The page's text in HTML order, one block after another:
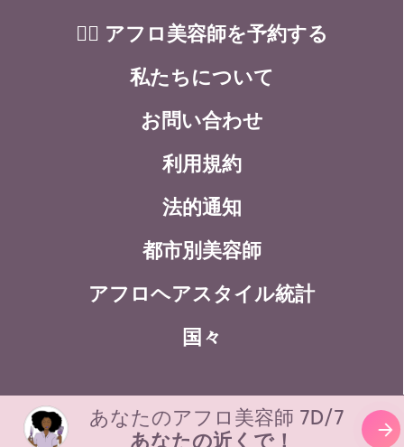
あなたのアフロ美容師 7D/7
あなたの近くで！
💇‍♀️ アフロ美容師を予約する
私たちについて
お問い合わせ
利用規約
法的通知
都市別美容師
アフロヘアスタイル統計
国々
Copyright Zenaba 2026